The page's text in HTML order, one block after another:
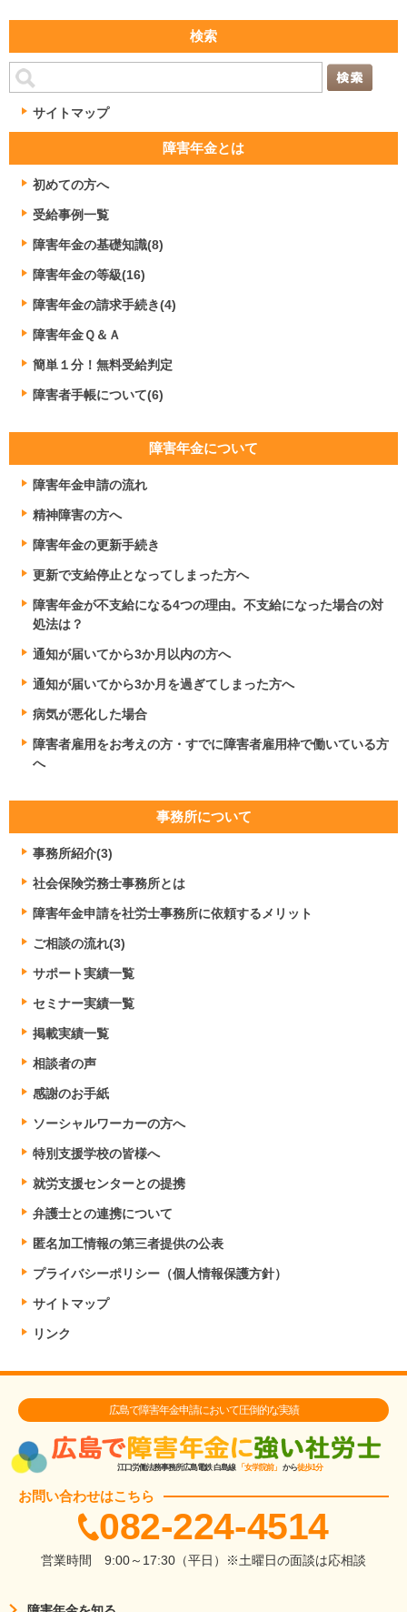
検索
サイトマップ
障害年金とは
初めての方へ
受給事例一覧
障害年金の基礎知識(8)
障害年金の等級(16)
障害年金の請求手続き(4)
障害年金Ｑ＆Ａ
簡単１分！無料受給判定
障害者手帳について(6)
障害年金について
障害年金申請の流れ
精神障害の方へ
障害年金の更新手続き
更新で支給停止となってしまった方へ
障害年金が不支給になる4つの理由。不支給になった場合の対
処法は？
通知が届いてから3か月以内の方へ
通知が届いてから3か月を過ぎてしまった方へ
病気が悪化した場合
障害者雇用をお考えの方・すでに障害者雇用枠で働いている方
へ
事務所について
事務所紹介(3)
社会保険労務士事務所とは
障害年金申請を社労士事務所に依頼するメリット
ご相談の流れ(3)
サポート実績一覧
セミナー実績一覧
掲載実績一覧
相談者の声
感謝のお手紙
ソーシャルワーカーの方へ
特別支援学校の皆様へ
就労支援センターとの提携
弁護士との連携について
匿名加工情報の第三者提供の公表
プライバシーポリシー（個人情報保護方針）
サイトマップ
リンク
広島で障害年金申請において圧倒的な実績
江口労働法務事務所広島電鉄 白島線 「女学院前」 から徒歩1分
お問い合わせはこちら
082-224-4514
営業時間 9:00～17:30（平日） ※土曜日の面談は応相談